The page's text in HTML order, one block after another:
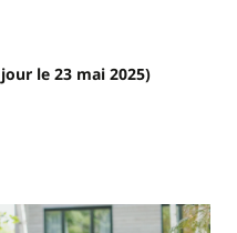
le 23 mai 2025)